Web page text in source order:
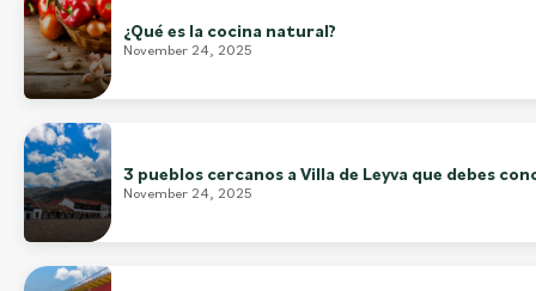
¿Qué es la cocina natural?
November 24, 2025
3 pueblos cercanos a Villa de Leyva que debes
November 24, 2025